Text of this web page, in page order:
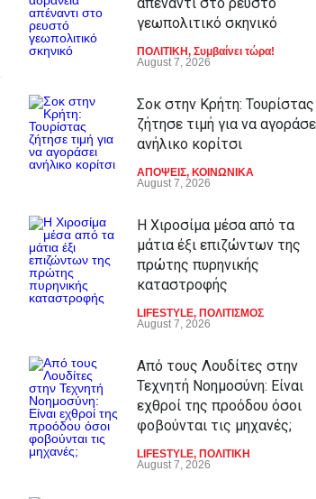
γεωπολιτικό σκηνικό
ΠΟΛΙΤΙΚΗ, Συμβαίνει τώρα!
August 7, 2026
Σοκ στην Κρήτη: Τουρίστας
ζήτησε τιμή για να
ανήλικο κορίτσι
ΑΠΟΨΕΙΣ, ΚΟΙΝΩΝΙΚΑ
August 7, 2026
Η Χιροσίμα μέσα από τα
μάτια έξι επιζώντων της
πρώτης πυρηνικής
καταστροφής
LIFESTYLE, ΠΟΛΙΤΙΣΜΟΣ
August 7, 2026
Από τους Λουδίτες στην
Τεχνητή Νοημοσύνη: Είναι
εχθροί της προόδου όσοι
φοβούνται τις μηχανές;
LIFESTYLE, ΠΟΛΙΤΙΚΗ
August 7, 2026